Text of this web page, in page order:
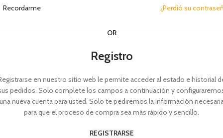
¿Perdió su
Recordarme
OR
Registro
en nuestro sitio web le permite acceder al estado e historial
pedidos. Solo complete los campos a continuación y
nueva cuenta para usted. Solo te pediremos la información
para que el proceso de compra sea más rápido y sencillo.
REGISTRARSE